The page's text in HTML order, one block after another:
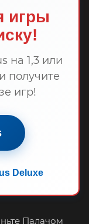
игры
на 1,3 или
получите
игр!
Deluxe
Палачом